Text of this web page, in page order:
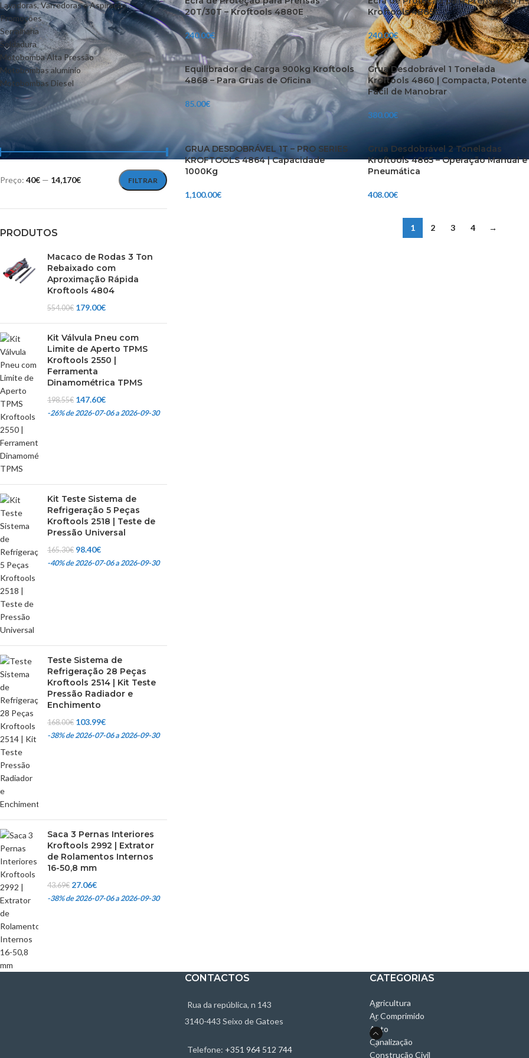
Lavadoras, Varredoras e Aspiração
Promoções
Serralharia
Soldadura
Motobomba Alta Pressão
Motobombas alumínio
Motobombas Diesel
FILTRAR POR PREÇO
FILTRAR
Preço: 40€ — 14,170€
PRODUTOS
Macaco de Rodas 3 Ton
Rebaixado com
Aproximação Rápida
Kroftools 4804
554.00€ 179.00€
Kit Válvula Pneu com
Limite de Aperto TPMS
Kroftools 2550 |
Ferramenta
Dinamométrica TPMS
198.55€ 147.60€
-26%de 2026-07-06 a 2026-09-30
Kit Teste Sistema de
Refrigeração 5 Peças
Kroftools 2518 | Teste de
Pressão Universal
165.30€ 98.40€
-40%de 2026-07-06 a 2026-09-30
Teste Sistema de
Refrigeração 28 Peças
Kroftools 2514 | Kit Teste
Pressão Radiador e
Enchimento
168.00€ 103.99€
-38%de 2026-07-06 a 2026-09-30
Saca 3 Pernas Interiores
Kroftools 2992 | Extrator
de Rolamentos Internos
16-50,8 mm
43.69€ 27.06€
-38%de 2026-07-06 a 2026-09-30
20T/30T – Kroftools 4880E
240.00€
Kroftools 4885E
240.00€
Equilibrador de Carga 900kg Kroftools
4868 – Para Gruas de Oficina
85.00€
Grua Desdobrável 1 Tonelada
Kroftools 4860 | Compacta, Potente
Fácil de Manobrar
380.00€
GRUA DESDOBRÁVEL 1T – PRO SERIES
KROFTOOLS 4864 | Capacidade
1000Kg
1,100.00€
Grua Desdobrável 2 Toneladas
Kroftools 4865 – Operação Manual e
Pneumática
408.00€
1 2 3 4 →
CONTACTOS
Rua da república, n 143
3140-443 Seixo de Gatoes
Telefone: +351 964 512 744
CATEGORIAS
Agricultura
Ar Comprimido
Auto
Canalização
Construção Civil